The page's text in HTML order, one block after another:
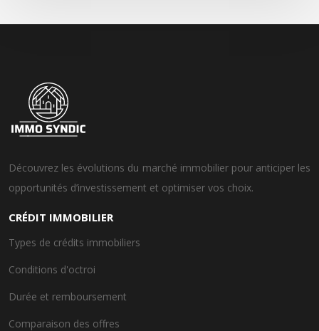
Découvrez les évolutions du marché immobilier pour anticiper les
opportunités d’investissement et optimiser vos choix.
CRÉDIT IMMOBILIER
Types de crédits immobiliers
Conditions d'octroi
Durée et remboursement
Comparaison des offres